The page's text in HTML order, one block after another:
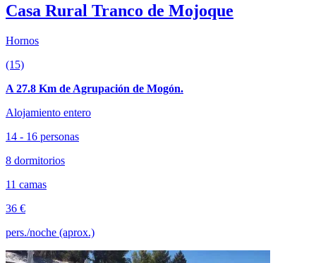
Casa Rural Tranco de Mojoque
Hornos
(15)
A 27.8 Km de Agrupación de Mogón.
Alojamiento entero
14 - 16 personas
8 dormitorios
11 camas
36 €
pers./noche (aprox.)